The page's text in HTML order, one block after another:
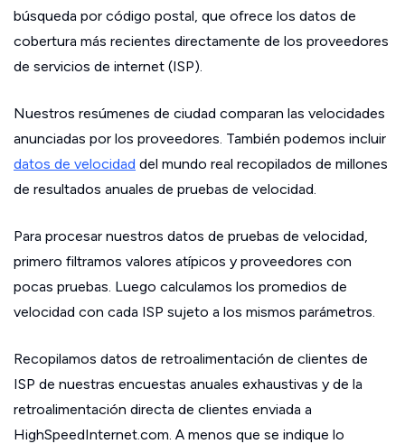
búsqueda por código postal, que ofrece los datos de
cobertura más recientes directamente de los proveedores
de servicios de internet (ISP).
Nuestros resúmenes de ciudad comparan las velocidades
anunciadas por los proveedores. También podemos incluir
datos de velocidad del mundo real recopilados de millones
de resultados anuales de pruebas de velocidad.
Para procesar nuestros datos de pruebas de velocidad,
primero filtramos valores atípicos y proveedores con
pocas pruebas. Luego calculamos los promedios de
velocidad con cada ISP sujeto a los mismos parámetros.
Recopilamos datos de retroalimentación de clientes de
ISP de nuestras encuestas anuales exhaustivas y de la
retroalimentación directa de clientes enviada a
HighSpeedInternet.com. A menos que se indique lo